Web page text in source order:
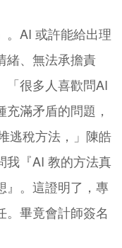
。AI 或許能給出理
緒、無法承擔責
「很多人喜歡問AI
滿矛盾的問題，
逃稅方法，」陳皓
我『AI 教的方法真
』。這證明了，專
。畢竟會計師簽名